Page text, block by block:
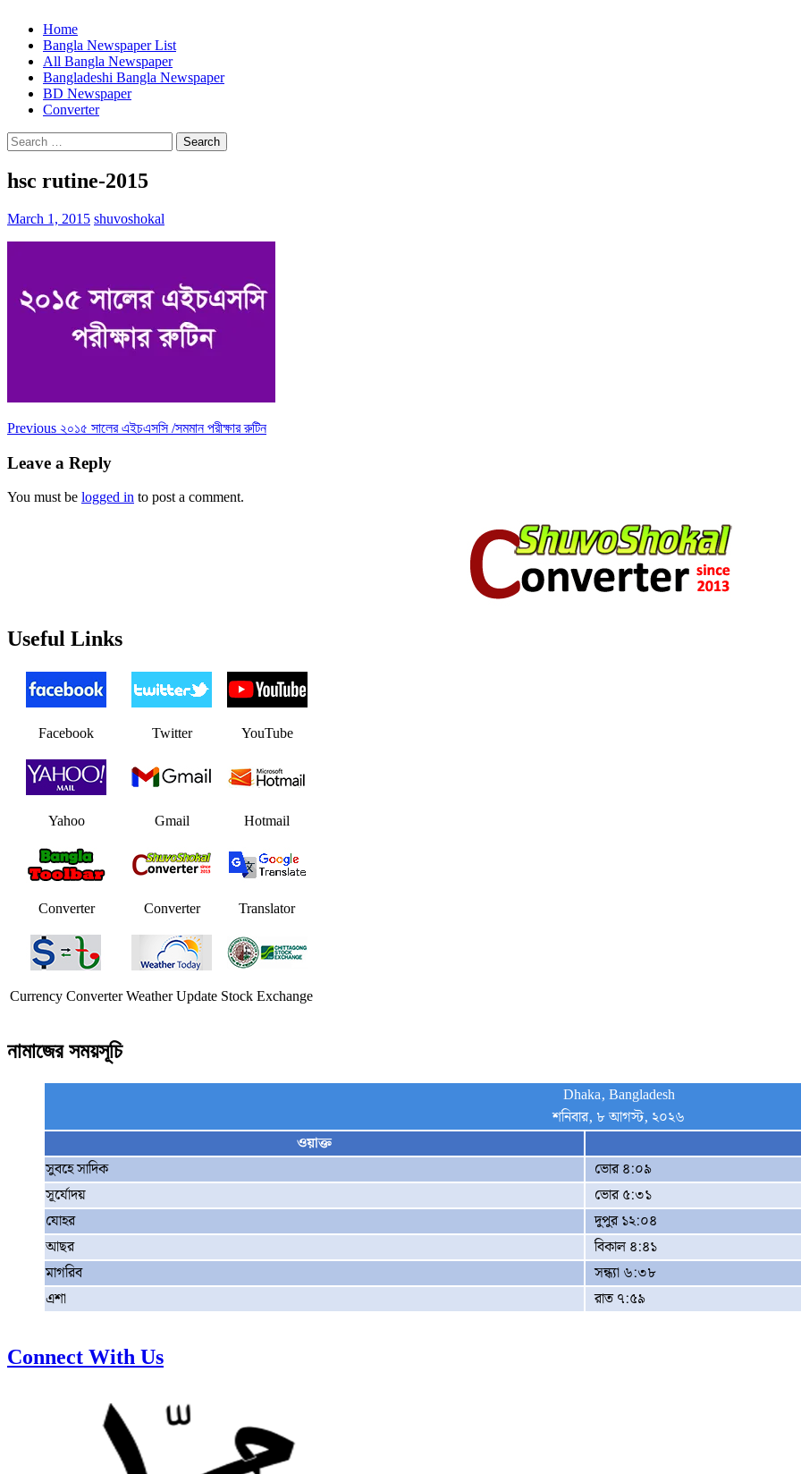
Home
Bangla Newspaper List
All Bangla Newspaper
Bangladeshi Bangla Newspaper
BD Newspaper
Converter
Search
for:
hsc rutine-2015
March 1, 2015 shuvoshokal
Post
navigation
Previous Previous
২০১৫ সালের এইচএসসি /সমমান পরীক্ষার রুটিন
Leave a Reply
You must be logged in to post a comment.
Useful Links
Facebook Twitter YouTube
Yahoo Gmail Hotmail
Converter Converter Translator
Currency Converter Weather Update Stock Exchange
নামাজের সময়সূচি
Dhaka, Bangladesh
শনিবার, ৮ আগস্ট, ২০২৬
ওয়াক্ত
সুবহে সাদিক
ভোর ৪:০৯
সূর্যোদয়
ভোর ৫:৩১
যোহর
দুপুর ১২:০৪
আছর
বিকাল ৪:৪১
মাগরিব
সন্ধ্যা ৬:৩৮
এশা
রাত ৭:৫৯
Connect With Us